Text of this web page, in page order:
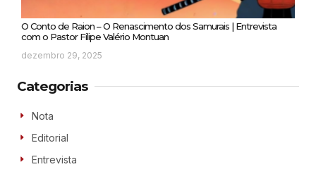
O Conto de Raion – O Renascimento dos Samurais | Entrevista
com o Pastor Filipe Valério Montuan
dezembro 29, 2025
Categorias
Nota
Editorial
Entrevista